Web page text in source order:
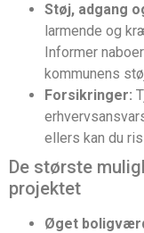
Støj, adgang
larmende og
Informer
kommunens
Forsikringer:
ellers kan du
De største
projektet
Øget